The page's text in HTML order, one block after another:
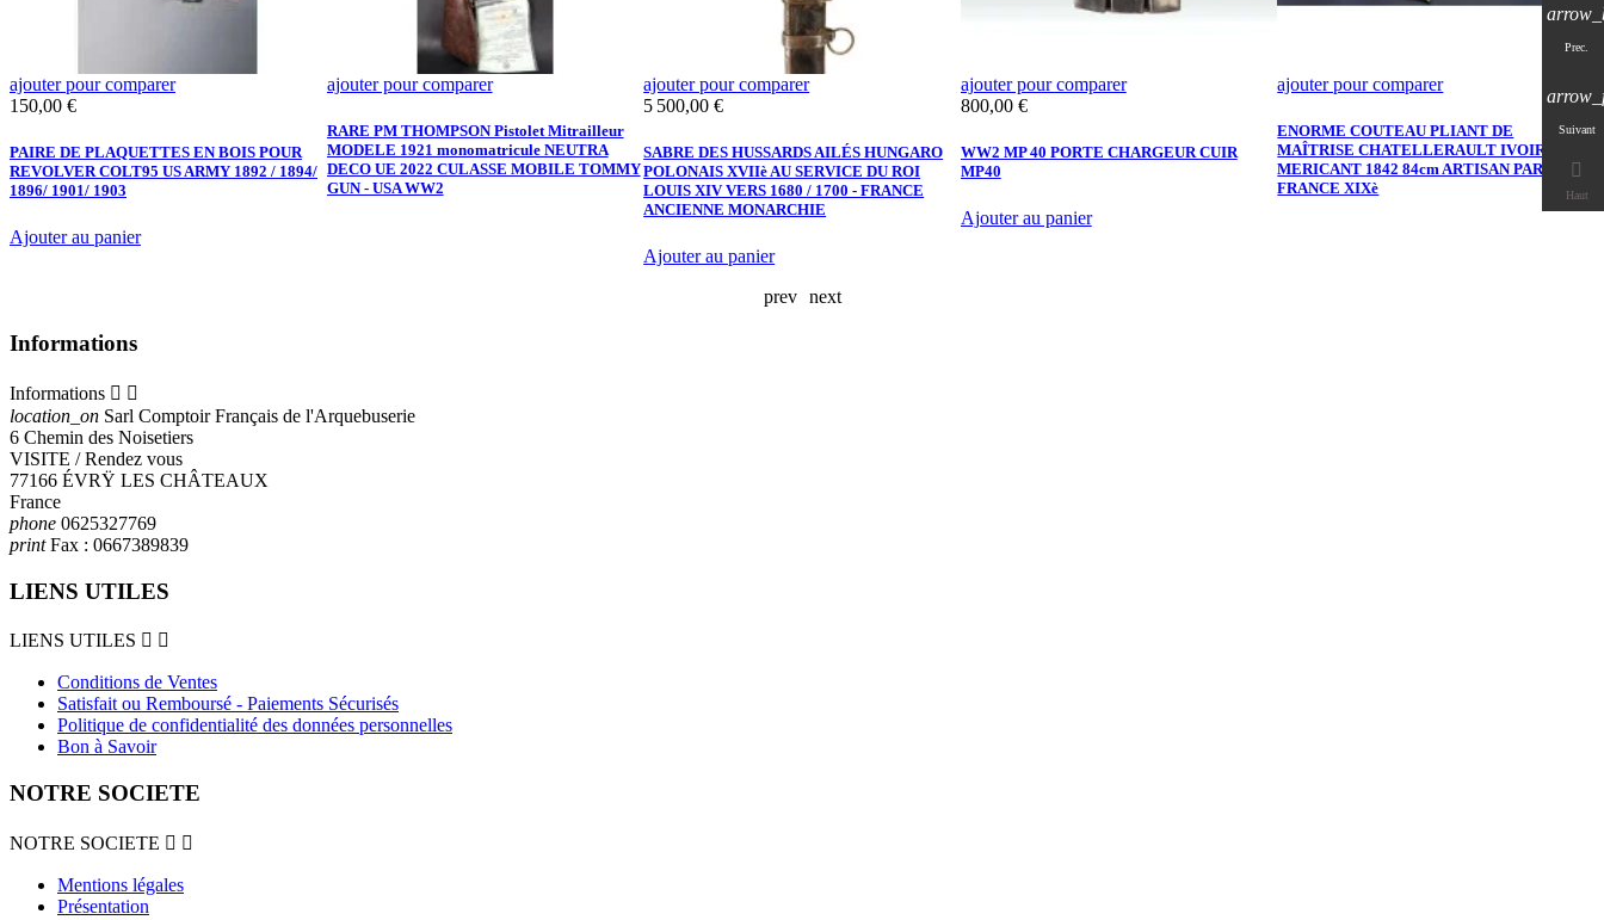
ajouter pour comparer
Prix
150,00 €
PAIRE DE PLAQUETTES EN BOIS POUR
REVOLVER COLT95 US ARMY 1892 / 1894/
1896/ 1901/ 1903
Ajouter au panier
ajouter pour comparer
RARE PM THOMPSON Pistolet Mitrailleur
MODELE 1921 monomatricule NEUTRA
DECO UE 2022 CULASSE MOBILE TOMMY
GUN - USA WW2
ajouter pour comparer
Prix
5 500,00 €
SABRE DES HUSSARDS AILÉS HUNGARO
POLONAIS XVIIè AU SERVICE DU ROI
LOUIS XIV VERS 1680 / 1700 - FRANCE
ANCIENNE MONARCHIE
Ajouter au panier
ajouter pour comparer
Prix
800,00 €
WW2 MP 40 PORTE CHARGEUR CUIR
MP40
Ajouter au panier
ajouter pour comparer
ENORME COUTEAU PLIANT DE
MAÎTRISE CHATELLERAULT IVOIRE par
MERICANT 1842 84cm ARTISAN PARISIEN
FRANCE XIXè
prev next
Informations
Informations  
location_on Sarl Comptoir Français de l'Arquebuserie
6 Chemin des Noisetiers
VISITE / Rendez vous
77166 ÉVRŸ LES CHÂTEAUX
France
phone 0625327769
printFax : 0667389839
LIENS UTILES
LIENS UTILES  
Conditions de Ventes
Satisfait ou Remboursé - Paiements Sécurisés
Politique de confidentialité des données personnelles
Bon à Savoir
NOTRE SOCIETE
NOTRE SOCIETE  
Mentions légales
Présentation
Prec.
Suivant

Haut